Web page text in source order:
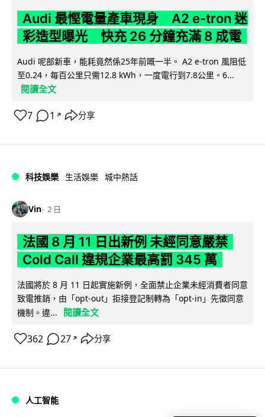
Audi 最慳電量產車現身 A2 e-tron 迷
彩造型曝光 快充 26 分鐘充滿 8 成電
Audi 呢部新車，能耗竟然係25年前嘅一半。 A2 e-tron 風阻低
至0.24，每百公里只需12.8 kWh，一度電行到7.8公里。6...
閱讀全文
7 1 ↗ 分享
科技娛樂 生活娛樂 城中熱話
Vin 2 日
法國 8 月 11 日出新例 未經同意嚴禁
Cold Call 違規企業最高罰 345 萬
法國將於 8 月 11 日起實施新例，全面禁止企業未經消費者同意
致電推銷，由「opt-out」拒接登記制轉為「opt-in」先徵同意
機制。違...
閱讀全文
362 27 ↗ 分享
人工智能